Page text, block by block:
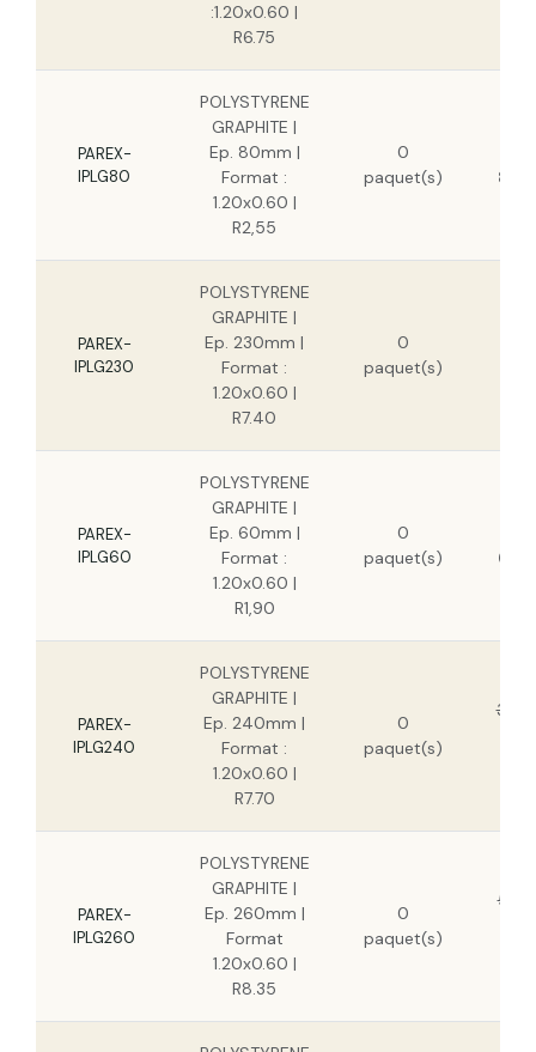
:1.20x0.60 |
R6.75
PAREX-
IPLG80
POLYSTYRENE
GRAPHITE |
Ep. 80mm |
Format :
1.20x0.60 |
R2,55
0
paquet(s)
PAREX-
IPLG230
POLYSTYRENE
GRAPHITE |
Ep. 230mm |
Format :
1.20x0.60 |
R7.40
0
paquet(s)
PAREX-
IPLG60
POLYSTYRENE
GRAPHITE |
Ep. 60mm |
Format :
1.20x0.60 |
R1,90
0
paquet(s)
PAREX-
IPLG240
POLYSTYRENE
GRAPHITE |
Ep. 240mm |
Format :
1.20x0.60 |
R7.70
0
paquet(s)
PAREX-
IPLG260
POLYSTYRENE
GRAPHITE |
Ep. 260mm |
Format
1.20x0.60 |
R8.35
0
paquet(s)